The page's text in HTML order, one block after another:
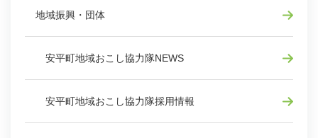
地域振興・団体
安平町地域おこし協力隊NEWS
安平町地域おこし協力隊採用情報